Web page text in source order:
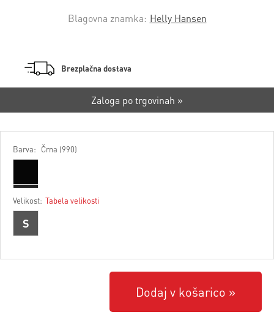
Blagovna znamka: Helly Hansen
Brezplačna dostava
Zaloga po trgovinah »
Barva: Črna (990)
Velikost: Tabela velikosti
S
Dodaj v košarico